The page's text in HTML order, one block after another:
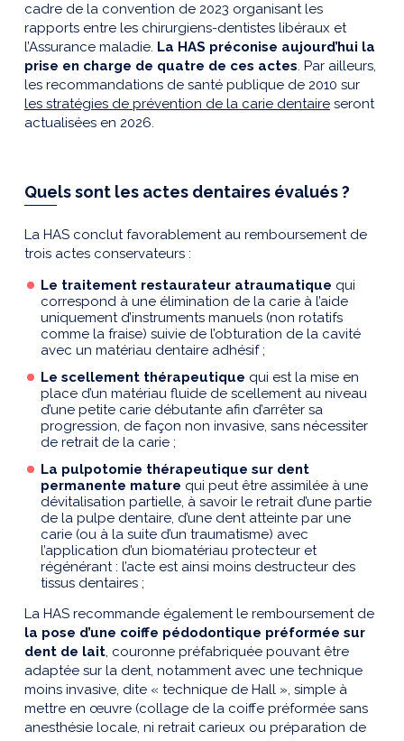
cadre de la convention de 2023 organisant les
rapports entre les chirurgiens-dentistes libéraux et
l’Assurance maladie. La HAS préconise aujourd’hui la
prise en charge de quatre de ces actes. Par ailleurs,
les recommandations de santé publique de 2010 sur
les stratégies de prévention de la carie dentaire seront
actualisées en 2026.
Quels sont les actes dentaires évalués ?
La HAS conclut favorablement au remboursement de
trois actes conservateurs :
Le traitement restaurateur atraumatique qui
correspond à une élimination de la carie à l’aide
uniquement d’instruments manuels (non rotatifs
comme la fraise) suivie de l’obturation de la cavité
avec un matériau dentaire adhésif ;
Le scellement thérapeutique qui est la mise en
place d’un matériau fluide de scellement au niveau
d’une petite carie débutante afin d’arrêter sa
progression, de façon non invasive, sans nécessiter
de retrait de la carie ;
La pulpotomie thérapeutique sur dent
permanente mature qui peut être assimilée à une
dévitalisation partielle, à savoir le retrait d’une partie
de la pulpe dentaire, d’une dent atteinte par une
carie (ou à la suite d’un traumatisme) avec
l’application d’un biomatériau protecteur et
régénérant : l’acte est ainsi moins destructeur des
tissus dentaires ;
La HAS recommande également le remboursement de
la pose d’une coiffe pédodontique préformée sur
dent de lait, couronne préfabriquée pouvant être
adaptée sur la dent, notamment avec une technique
moins invasive, dite « technique de Hall », simple à
mettre en œuvre (collage de la coiffe préformée sans
anesthésie locale, ni retrait carieux ou préparation de